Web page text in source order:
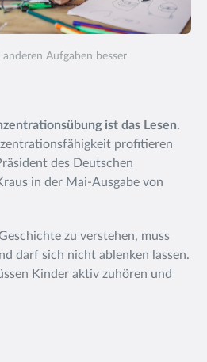
Aufgaben besser
ist das Lesen.
profitieren
des Deutschen
in der Mai-Ausgabe von
zu verstehen, muss
darf sich nicht ablenken lassen.
Kinder aktiv zuhören und